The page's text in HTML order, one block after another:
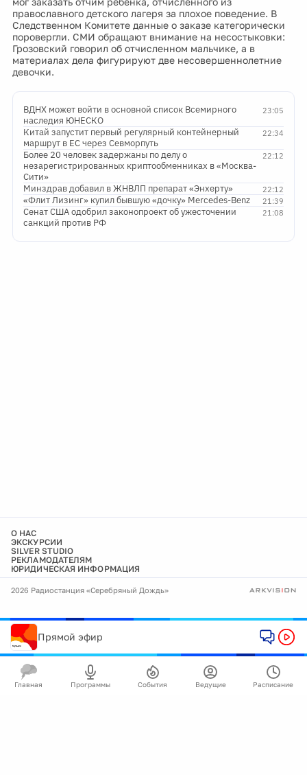
православного детского лагеря за плохое поведение. В
Следственном Комитете данные о заказе категорически
поровергли. СМИ обращают внимание на несостыковки:
Грозовский говорил об отчисленном мальчике, а в
материалах дела фигурируют две несовершеннолетние
девочки.
23:05
ВДНХ может войти в основной список Всемирного
наследия ЮНЕСКО
22:34
Китай запустит первый регулярный контейнерный
маршрут в ЕС через Севморпуть
22:12
Более 20 человек задержаны по делу о
незарегистрированных криптообменниках в «Москва-
Сити»
22:12
Минздрав добавил в ЖНВЛП препарат «Энхерту»
21:39
«Флит Лизинг» купил бывшую «дочку» Mercedes-Benz
21:08
Сенат США одобрил законопроект об ужесточении
санкций против РФ
О НАС
ЭКСКУРСИИ
SILVER STUDIO
РЕКЛАМОДАТЕЛЯМ
ЮРИДИЧЕСКАЯ ИНФОРМАЦИЯ
2026 Радиостанция «Серебряный Дождь»
Прямой эфир
Главная Программы События Ведущие Расписание